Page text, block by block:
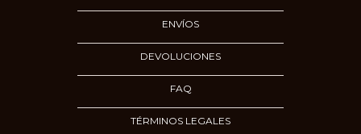
ENVÍOS
DEVOLUCIONES
FAQ
TÉRMINOS LEGALES